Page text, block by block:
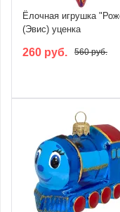
Ёлочная игрушка
(Эвис) уценка
260 руб. 560 руб.